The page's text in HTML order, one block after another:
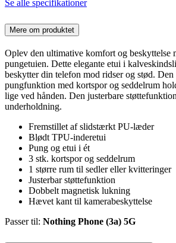
Se alle specifikationer
Mere om produktet
Oplev den ultimative komfort og beskyttelse
pungetuien. Dette elegante etui i
beskytter din telefon mod ridser og stød.
pungfunktion med kortspor og seddelrum
lige ved hånden. Den justerbare
underholdning.
Fremstillet af slidstærkt PU-læder
Blødt TPU-inderetui
Pung og etui i ét
3 stk. kortspor og seddelrum
1 større rum til sedler eller kvitteringer
Justerbar støttefunktion
Dobbelt magnetisk lukning
Hævet kant til kamerabeskyttelse
Passer til: Nothing Phone (3a) 5G